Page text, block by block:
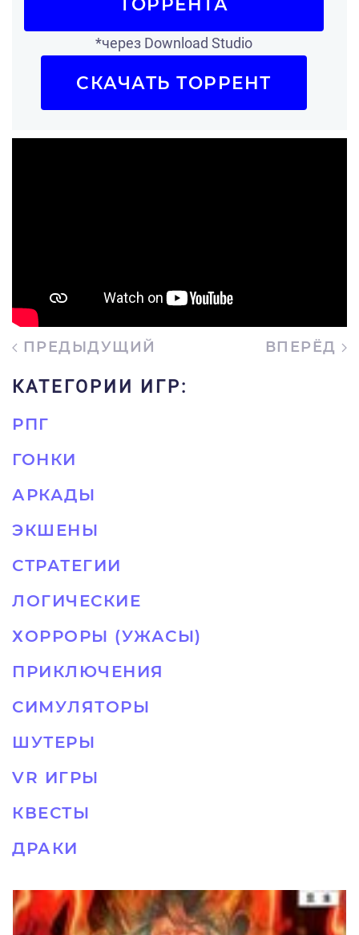
*через Download Studio
СКАЧАТЬ ТОРРЕНТ
ПРЕДЫДУЩИЙ ВПЕРЁД
КАТЕГОРИИ ИГР:
РПГ
ГОНКИ
АРКАДЫ
ЭКШЕНЫ
СТРАТЕГИИ
ЛОГИЧЕСКИЕ
ХОРРОРЫ (УЖАСЫ)
ПРИКЛЮЧЕНИЯ
СИМУЛЯТОРЫ
ШУТЕРЫ
VR ИГРЫ
КВЕСТЫ
ДРАКИ